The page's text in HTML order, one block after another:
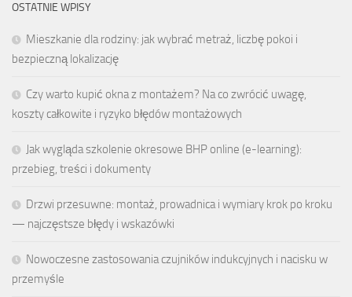
OSTATNIE WPISY
Mieszkanie dla rodziny: jak wybrać metraż, liczbę pokoi i
bezpieczną lokalizację
Czy warto kupić okna z montażem? Na co zwrócić uwagę,
koszty całkowite i ryzyko błędów montażowych
Jak wygląda szkolenie okresowe BHP online (e-learning):
przebieg, treści i dokumenty
Drzwi przesuwne: montaż, prowadnica i wymiary krok po kroku
— najczęstsze błędy i wskazówki
Nowoczesne zastosowania czujników indukcyjnych i nacisku w
przemyśle